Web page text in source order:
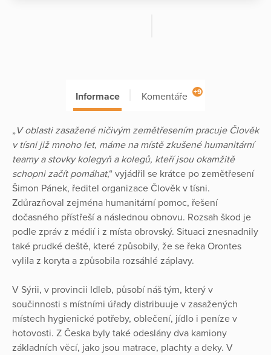
Informace Komentáře +9
„V oblasti zasažené ničivým zemětřesením pracuje Člověk
v tísni již mnoho let, máme na místě zkušené humanitární
teamy a stovky kolegyň a kolegů, kteří jsou okamžitě
schopni začít pomáhat,“ vyjádřil se krátce po zemětřesení
Šimon Pánek, ředitel organizace Člověk v tísni.
Zdůrazňoval zejména humanitární pomoc, řešení
dočasného přístřeší a následnou obnovu. Rozsah škod je
podle zpráv z médií i z místa obrovský. Situaci znesnadnily
také prudké deště, které způsobily, že se řeka Orontes
vylila z koryta a způsobila rozsáhlé záplavy.
V Sýrii, v provincii Idleb, působí náš tým, který v
součinnosti s místními úřady distribuuje v zasažených
místech hygienické potřeby, oblečení, jídlo i peníze v
hotovosti. Z Česka byly také odeslány dva kamiony
základních věcí, jako jsou matrace, plachty a deky. V